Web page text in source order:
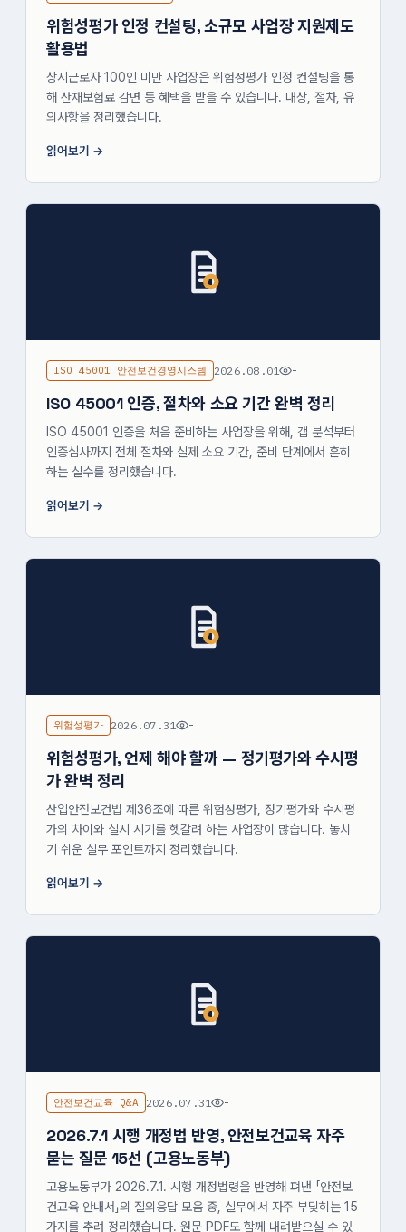
위험성평가 인정 컨설팅, 소규모 사업장 지원제도
활용법
상시근로자 100인 미만 사업장은 위험성평가 인정 컨설팅을 통
해 산재보험료 감면 등 혜택을 받을 수 있습니다. 대상, 절차, 유
의사항을 정리했습니다.
읽어보기
ISO 45001 안전보건경영시스템 2026.08.01 -
ISO 45001 인증, 절차와 소요 기간 완벽 정리
ISO 45001 인증을 처음 준비하는 사업장을 위해, 갭 분석부터
인증심사까지 전체 절차와 실제 소요 기간, 준비 단계에서 흔히
하는 실수를 정리했습니다.
읽어보기
위험성평가 2026.07.31 -
위험성평가, 언제 해야 할까 — 정기평가와 수시평
가 완벽 정리
산업안전보건법 제36조에 따른 위험성평가, 정기평가와 수시평
가의 차이와 실시 시기를 헷갈려 하는 사업장이 많습니다. 놓치
기 쉬운 실무 포인트까지 정리했습니다.
읽어보기
안전보건교육 Q&A 2026.07.31 -
2026.7.1 시행 개정법 반영, 안전보건교육 자주
묻는 질문 15선 (고용노동부)
고용노동부가 2026.7.1. 시행 개정법령을 반영해 펴낸 「안전보
건교육 안내서」의 질의응답 모음 중, 실무에서 자주 부딪히는 15
가지를 추려 정리했습니다. 원문 PDF도 함께 내려받으실 수 있